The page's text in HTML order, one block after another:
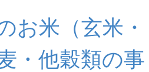
お米（玄米・
・他穀類の事